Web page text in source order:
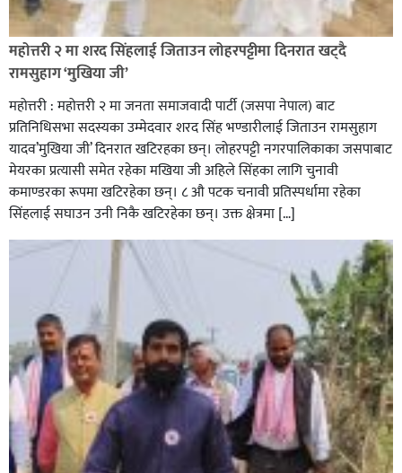
रक्तदान सेवामा जिल्लामै दोस्रो स्थान ल्याएकोमा जनमत नेताद्वय
रेडक्रस सिराहा द्वारा सम्मानित
सिराहाको औरहीमा जेन-जी भेला सम्पन्न
महोत्तरी २ मा शरद सिंहलाई जिताउन लोहरपट्टीमा दिनरात खट्दै
रामसुहाग ‘मुखिया जी’
महोत्तरी : महोत्तरी २ मा जनता समाजवादी पार्टी (जसपा नेपाल) बाट
प्रतिनिधिसभा सदस्यका उम्मेदवार शरद सिंह भण्डारीलाई जिताउन रामसुहाग
यादव’मुखिया जी’ दिनरात खटिरहका छन्। लोहरपट्टी नगरपालिकाका जसपाबाट
मेयरका प्रत्यासी समेत रहेका मखिया जी अहिले सिंहका लागि चुनावी
कमाण्डरका रूपमा खटिरहेका छन्। ८ औ पटक चनावी प्रतिस्पर्धामा रहेका
सिंहलाई सघाउन उनी निकै खटिरहेका छन्। उक्त क्षेत्रमा […]